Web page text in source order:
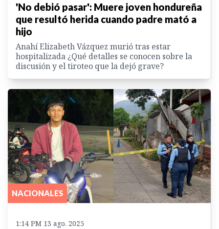
'No debió pasar': Muere joven hondureña
que resultó herida cuando padre mató a
hijo
Anahí Elizabeth Vázquez murió tras estar
hospitalizada ¿Qué detalles se conocen sobre la
discusión y el tiroteo que la dejó grave?
NACIONALES
1:14 PM 13 ago. 2025